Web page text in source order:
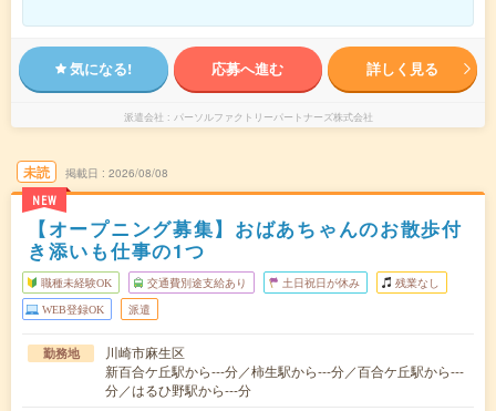
気になる! 応募へ進む 詳しく見る
派遣会社 パーソルファクトリーパートナーズ株式会社
未読
NEW
掲載日 2026/08/08
【オープニング募集】おばあちゃんのお散歩付
き添いも仕事の1つ
職種未経験OK 交通費別途支給あり 土日祝日が休み 残業なし
WEB登録OK 派遣
勤務地
川崎市麻生区
新百合ケ丘駅から---分／柿生駅から---分／百合ケ丘駅から---
分／はるひ野駅から---分